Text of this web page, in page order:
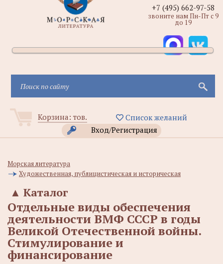
Корзина: тов.
Список желаний
Вход/Регистрация
+7 (495) 662-97-58
звоните нам Пн-Пт с 9
до 19
Морская литература
Художественная, публицистическая и историческая
Каталог
▲
Отдельные виды обеспечения
деятельности ВМФ СССР в годы
Великой Отечественной войны.
Стимулирование и
финансирование